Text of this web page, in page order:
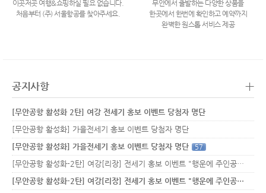
이곳저곳 여행&쇼핑하실 필요 없습니다.
처음부터 (주) 서울항공를 찾아주세요.
무안에서 출발하는 다양한 상품을
한곳에서 한번에 확인하고 예약까지
완벽한 원스톱 서비스 제공
공지사항 +
[무안공항 활성화 2탄] 여강 전세기 홍보 이벤트 당첨자 명단
[무안공항 활성화] 가을전세기 홍보 이벤트 당첨자 명단
[무안공항 활성화] 가을전세기 홍보 이벤트 당첨자 명단
57
[무안공항 활성화-2탄] 여강[리장] 전세기 홍보 이벤트 "행운에 주인공…
[무안공항 활성화-2탄] 여강[리장] 전세기 홍보 이벤트 "행운에 주인공…